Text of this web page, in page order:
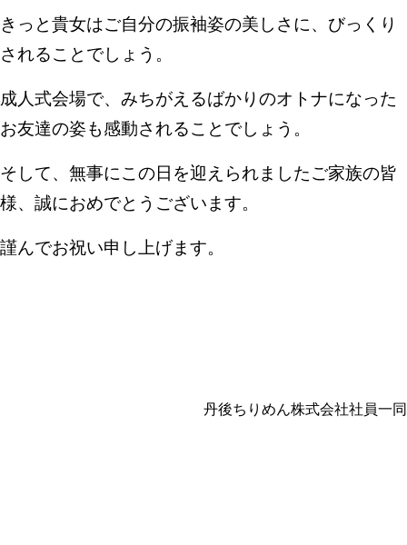
きっと貴女はご自分の振袖姿の美しさに、びっくり
されることでしょう。
成人式会場で、みちがえるばかりのオトナになった
お友達の姿も感動されることでしょう。
そして、無事にこの日を迎えられましたご家族の皆
様、誠におめでとうございます。
謹んでお祝い申し上げます。
丹後ちりめん株式会社社員一同